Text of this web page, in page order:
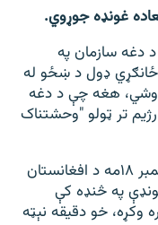
غونډه جوړوي.
د دغه سازمان په
ډول د ښځو له
وشي، هغه چې د دغه
تر ټولو "وحشتناک
انټونیو ګوټېرېش پرون چهارشنبه د سپټمبر ۱۸مه د افغانستان
په څنډه کې
وکړه، خو دقیقه نېټه